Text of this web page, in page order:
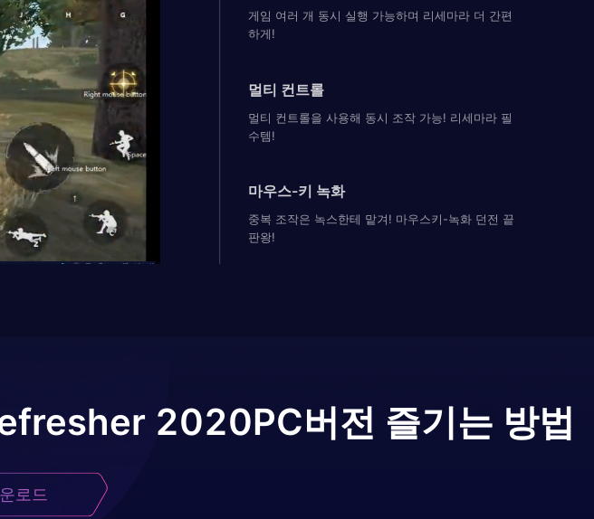
게임 여러 개 동시 실행 가능하며 리세마라 더 간편
하게!
멀티 컨트롤
멀티 컨트롤을 사용해 동시 조작 가능! 리세마라 필
수템!
마우스-키 녹화
중복 조작은 녹스한테 맡겨! 마우스키-녹화 던전 끝
판왕!
2020PC버전 즐기는 방법
로드